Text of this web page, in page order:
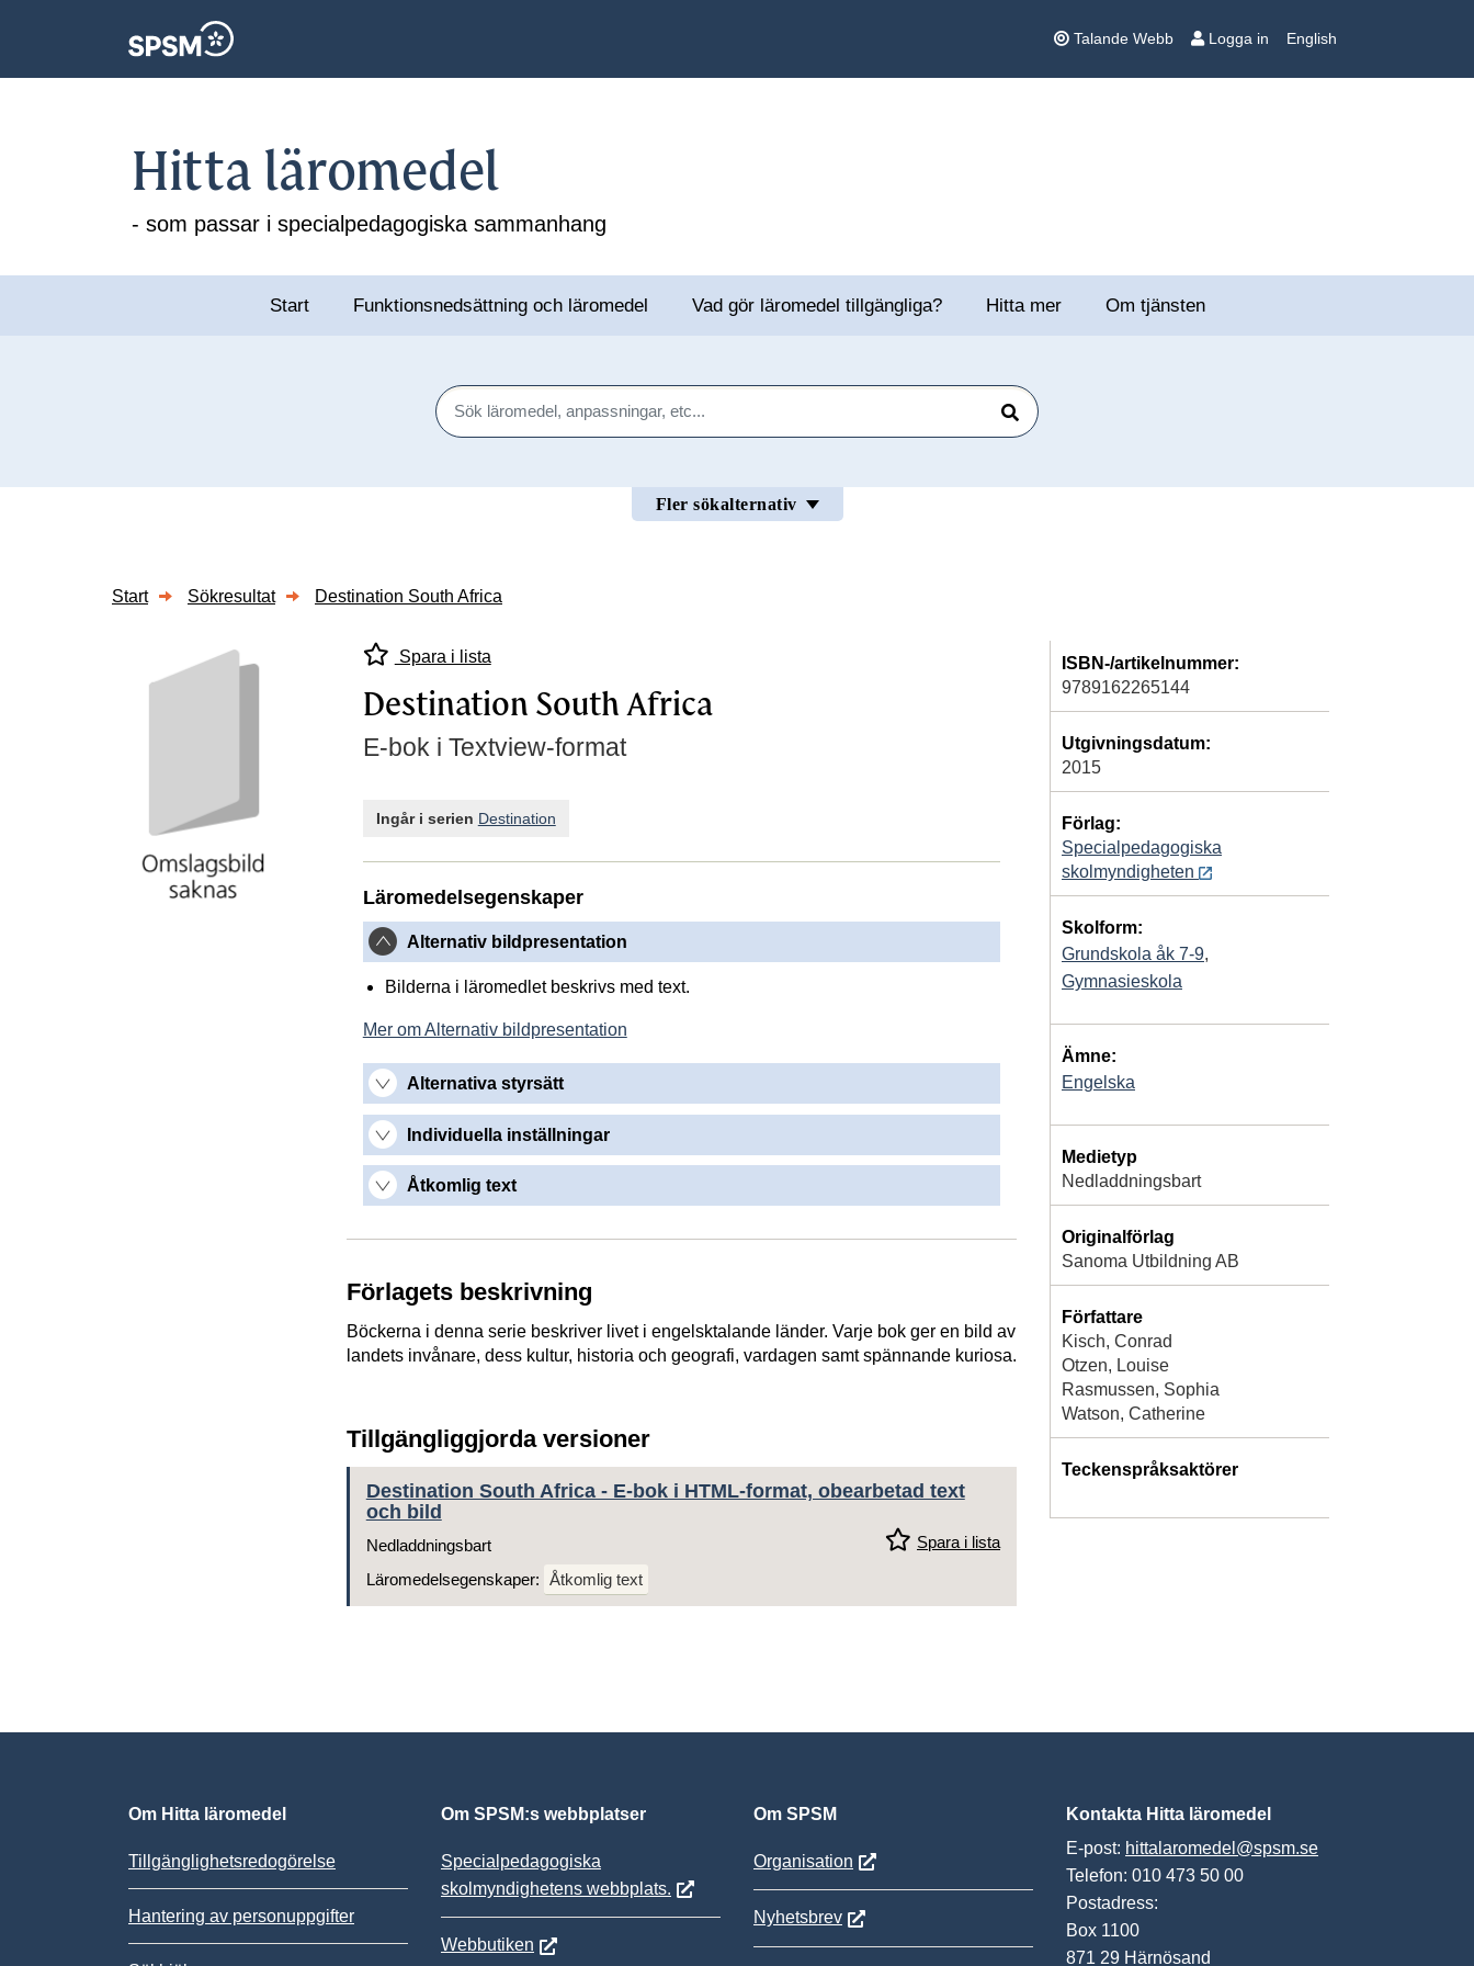
Talande Webb Logga in English
Hitta läromedel
- som passar i specialpedagogiska sammanhang
Start Funktionsnedsättning och läromedel Vad gör läromedel tillgängliga? Hitta mer Om tjänsten
Sök
Sök
Fler sökalternativ
Start Sökresultat Destination South Africa
Spara i lista
Destination South Africa
E-bok i Textview-format
Ingår i serien Destination
Läromedelsegenskaper
Alternativ bildpresentation
Bilderna i läromedlet beskrivs med text.
Mer om Alternativ bildpresentation
Alternativa styrsätt
Individuella inställningar
Åtkomlig text
Förlagets beskrivning
Böckerna i denna serie beskriver livet i engelsktalande länder. Varje bok ger en bild av
landets invånare, dess kultur, historia och geografi, vardagen samt spännande kuriosa.
Tillgängliggjorda versioner
Destination South Africa - E-bok i HTML-format, obearbetad text
och bild
Spara i lista
Nedladdningsbart
Läromedelsegenskaper: Åtkomlig text
ISBN-/artikelnummer:
9789162265144
Utgivningsdatum:
2015
Förlag:
Specialpedagogiska
skolmyndigheten
Skolform:
Grundskola åk 7-9,
Gymnasieskola
Ämne:
Engelska
Medietyp
Nedladdningsbart
Originalförlag
Sanoma Utbildning AB
Författare
Kisch, Conrad
Otzen, Louise
Rasmussen, Sophia
Watson, Catherine
Teckenspråksaktörer
Om Hitta läromedel
Tillgänglighetsredogörelse
Hantering av personuppgifter
Om SPSM:s webbplatser
Specialpedagogiska
skolmyndighetens webbplats.
Webbutiken
Om SPSM
Organisation
Nyhetsbrev
Kontakta Hitta läromedel
E-post: hittalaromedel@spsm.se
Telefon: 010 473 50 00
Postadress:
Box 1100
871 29 Härnösand